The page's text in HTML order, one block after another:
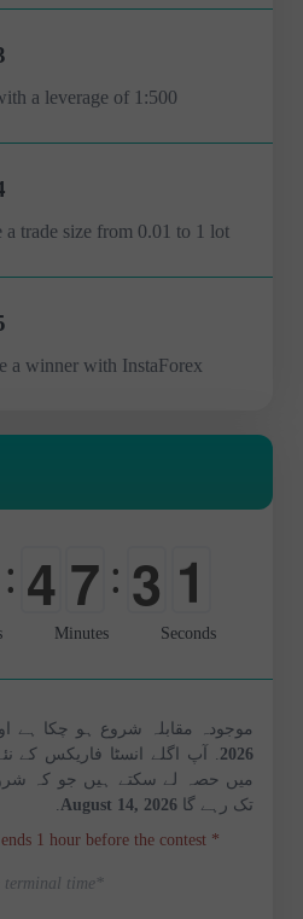
a leverage of 1:500
a trade size from 0.01 to 1 lot
a winner with InstaForex
: 4
0
7
0
: 3
0
0
1
Minutes Seconds
موجودہ مقابلہ شروع ہو چکا ہے
2026 . آپ اگلے انسٹا فاریکس کے
میں حصہ لے سکتے ہیں جو کہ
تک رہے گا August 14, 2026
1 hour before the contest
*The contest is conducted on terminal time